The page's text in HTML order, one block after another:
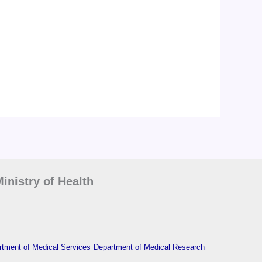
of Health
of Medical Services Department of Medical Research